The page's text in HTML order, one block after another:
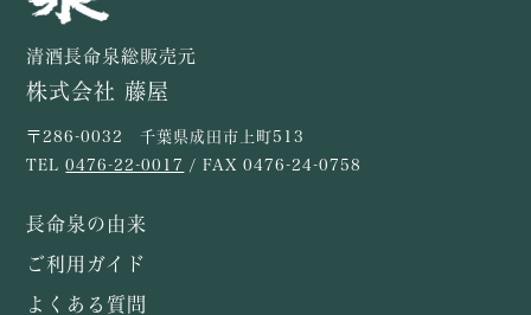
清酒長命泉総販売元
株式会社 藤屋
〒286-0032 千葉県成田市上町513
TEL0476-22-0017 / FAX 0476-24-0758
長命泉の由来
ご利用ガイド
よくある質問